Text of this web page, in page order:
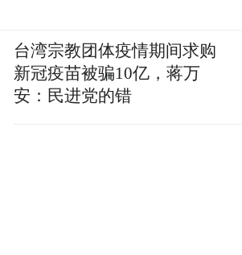
台湾宗教团体疫情期间求购
新冠疫苗被骗10亿，蒋万
安：民进党的错